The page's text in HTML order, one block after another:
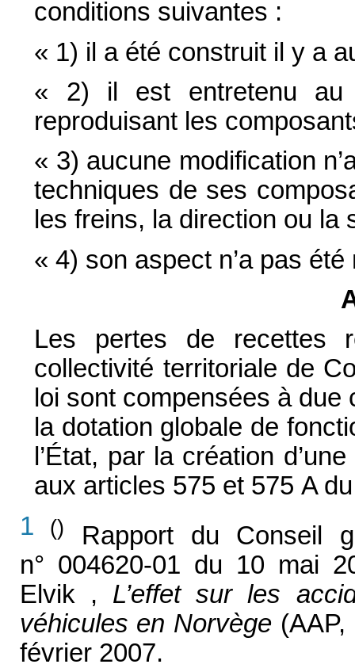
conditions suivantes :
« 1) il a été construit il y a
« 2) il est entretenu au
reproduisant les
« 3) aucune modification
techniques de ses
les freins, la direction ou la
« 4) son aspect n’a pas été
Les pertes de recettes
collectivité territoriale de
loi sont compensées à
la dotation globale de
l’État, par la création
aux articles 575 et 575 A
1 ()
Rapport du Conseil
n° 004620-01 du 10 mai
Elvik , L’effet sur les
véhicules en Norvège
février 2007.